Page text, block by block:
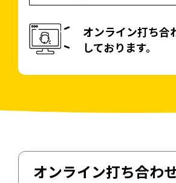
オンライン打ち合
しております。
オンライン打ち合わ